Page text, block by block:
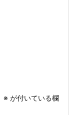
※ が付いている欄